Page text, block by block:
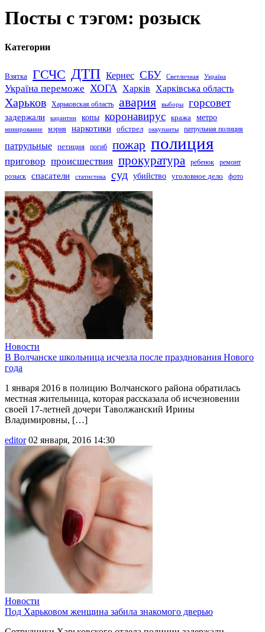
Посты с тэгом: розыск
Категории
Взятка ГСЧС ДТП Кернес СБУ Светличная Україна
Україна переможе ХОГА Харків Харківська область
Харьков Харьковская область авария выборы горсовет
задержали карантин копы коронавирус кража метро
минирование мэрия наркотики обстрел оккупанты патрульная полиция
патрульные петиция погиб пожар полиция
приговор происшествия прокуратура ребенок
ремонт
розыск
спасатели статистика суд убийство уголовное дело фото
Новости
В Волчанске школьница исчезла после празднования Нового
года
1 января 2016 в полицию Волчанского района обратилась
местная жительница, которая рассказала об исчезновении
своей 17-летней дочери Таволжанский Ирины
Владимировны, […]
editor 02 января, 2016 14:30
Новости
Под Харьковом женщина забила знакомого дверью